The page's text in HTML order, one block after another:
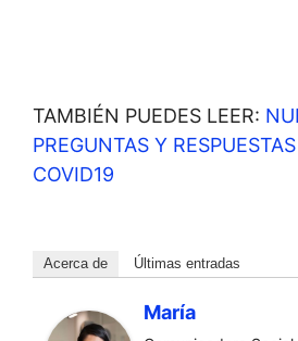
TAMBIÉN PUEDES LEER:
PREGUNTAS Y
COVID19
Acerca de Últimas entradas
María